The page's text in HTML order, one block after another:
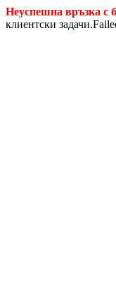
Неуспешна връзка с
клиентски